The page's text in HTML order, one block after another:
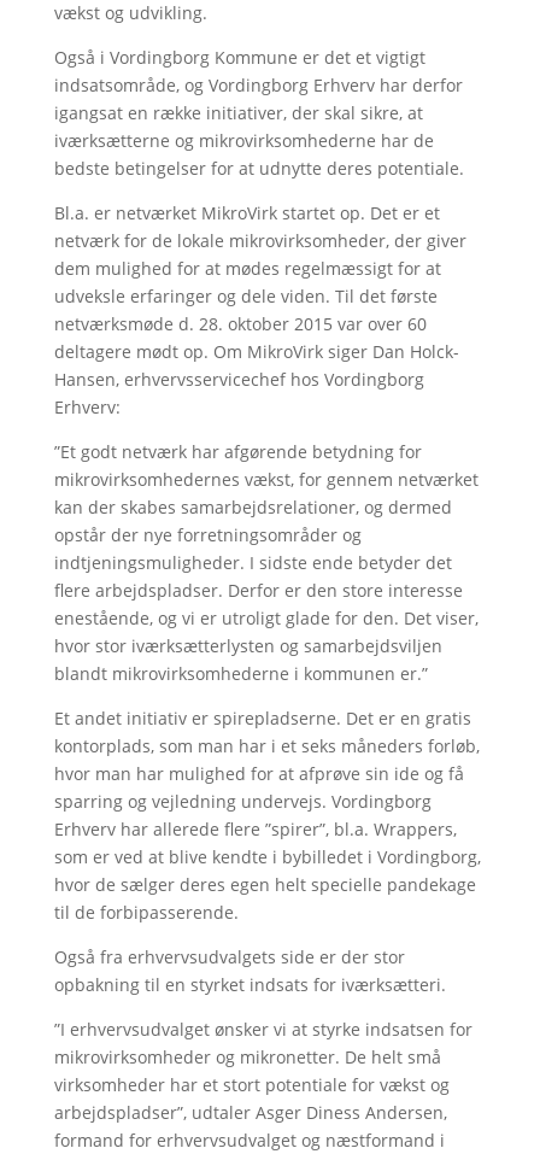
vækst og udvikling.
Også i Vordingborg Kommune er det et vigtigt
indsatsområde, og Vordingborg Erhverv har derfor
igangsat en række initiativer, der skal sikre, at
iværksætterne og mikrovirksomhederne har de
bedste betingelser for at udnytte deres potentiale.
Bl.a. er netværket MikroVirk startet op. Det er et
netværk for de lokale mikrovirksomheder, der giver
dem mulighed for at mødes regelmæssigt for at
udveksle erfaringer og dele viden. Til det første
netværksmøde d. 28. oktober 2015 var over 60
deltagere mødt op. Om MikroVirk siger Dan Holck-
Hansen, erhvervsservicechef hos Vordingborg
Erhverv:
”Et godt netværk har afgørende betydning for
mikrovirksomhedernes vækst, for gennem netværket
kan der skabes samarbejdsrelationer, og dermed
opstår der nye forretningsområder og
indtjeningsmuligheder. I sidste ende betyder det
flere arbejdspladser. Derfor er den store interesse
enestående, og vi er utroligt glade for den. Det viser,
hvor stor iværksætterlysten og samarbejdsviljen
blandt mikrovirksomhederne i kommunen er.”
Et andet initiativ er spirepladserne. Det er en gratis
kontorplads, som man har i et seks måneders forløb,
hvor man har mulighed for at afprøve sin ide og få
sparring og vejledning undervejs. Vordingborg
Erhverv har allerede flere ”spirer”, bl.a. Wrappers,
som er ved at blive kendte i bybilledet i Vordingborg,
hvor de sælger deres egen helt specielle pandekage
til de forbipasserende.
Også fra erhvervsudvalgets side er der stor
opbakning til en styrket indsats for iværksætteri.
”I erhvervsudvalget ønsker vi at styrke indsatsen for
mikrovirksomheder og mikronetter. De helt små
virksomheder har et stort potentiale for vækst og
arbejdspladser”, udtaler Asger Diness Andersen,
formand for erhvervsudvalget og næstformand i